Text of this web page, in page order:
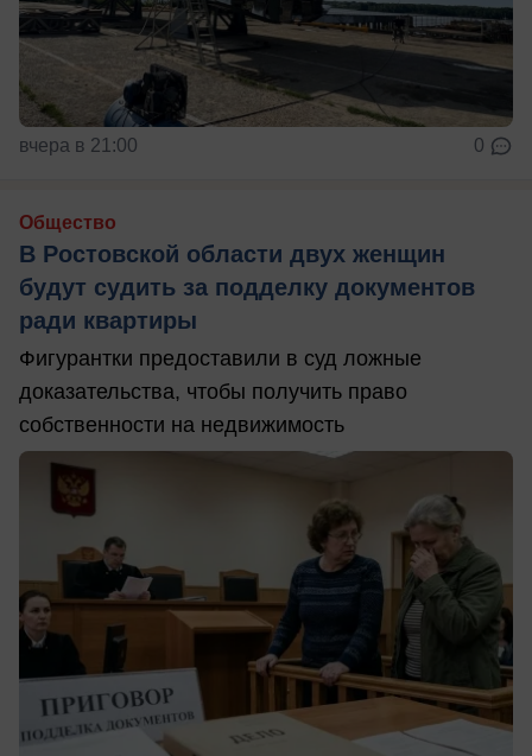
вчера в 21:00 0
Общество
В Ростовской области двух женщин
будут судить за подделку документов
ради квартиры
Фигурантки предоставили в суд ложные
доказательства, чтобы получить право
собственности на недвижимость